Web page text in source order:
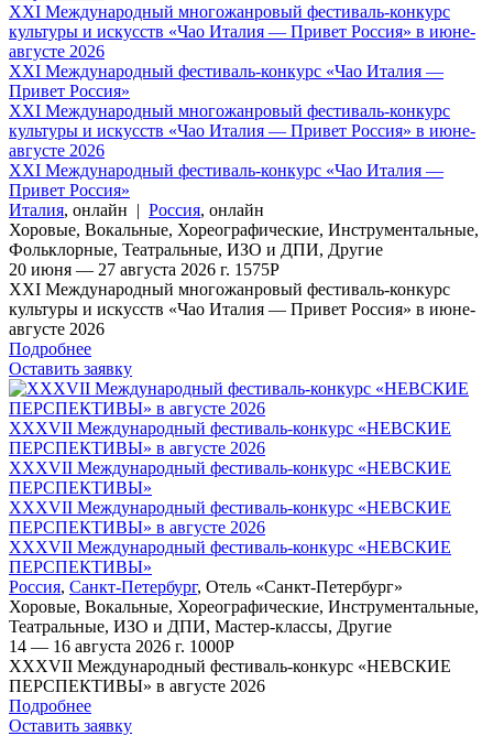
XXI Международный многожанровый фестиваль-конкурс
культуры и искусств «Чао Италия — Привет Россия» в июне-
августе 2026
XXI Международный фестиваль-конкурс «Чао Италия —
Привет Россия»
XXI Международный многожанровый фестиваль-конкурс
культуры и искусств «Чао Италия — Привет Россия» в июне-
августе 2026
XXI Международный фестиваль-конкурс «Чао Италия —
Привет Россия»
Италия, онлайн | Россия, онлайн
Хоровые, Вокальные, Хореографические, Инструментальные,
Фольклорные, Театральные, ИЗО и ДПИ, Другие
20 июня — 27 августа 2026 г. 1575Р
XXI Международный многожанровый фестиваль-конкурс
культуры и искусств «Чао Италия — Привет Россия» в июне-
августе 2026
Подробнее
Оставить заявку
XXXVII Международный фестиваль-конкурс «НЕВСКИЕ
ПЕРСПЕКТИВЫ» в августе 2026
XXXVII Международный фестиваль-конкурс «НЕВСКИЕ
ПЕРСПЕКТИВЫ»
XXXVII Международный фестиваль-конкурс «НЕВСКИЕ
ПЕРСПЕКТИВЫ» в августе 2026
XXXVII Международный фестиваль-конкурс «НЕВСКИЕ
ПЕРСПЕКТИВЫ»
Россия, Санкт-Петербург, Отель «Санкт-Петербург»
Хоровые, Вокальные, Хореографические, Инструментальные,
Театральные, ИЗО и ДПИ, Мастер-классы, Другие
14 — 16 августа 2026 г. 1000Р
XXXVII Международный фестиваль-конкурс «НЕВСКИЕ
ПЕРСПЕКТИВЫ» в августе 2026
Подробнее
Оставить заявку